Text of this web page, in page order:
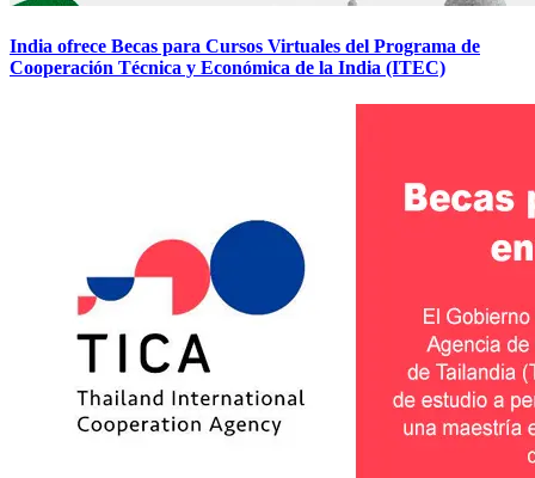
India ofrece Becas para Cursos Virtuales del Programa de
Cooperación Técnica y Económica de la India (ITEC)